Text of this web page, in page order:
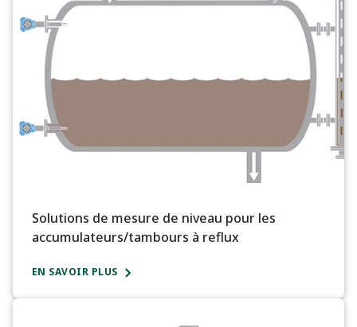
Solutions de mesure de niveau pour les
accumulateurs/tambours à reflux
EN SAVOIR PLUS